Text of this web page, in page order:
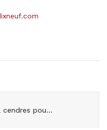
Ribimex : des aspirateurs à cendres pour vos cheminées